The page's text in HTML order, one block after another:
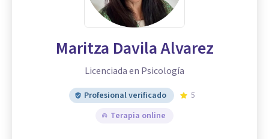
Maritza Davila Alvarez
Licenciada en Psicología
Profesional verificado
5
Terapia online